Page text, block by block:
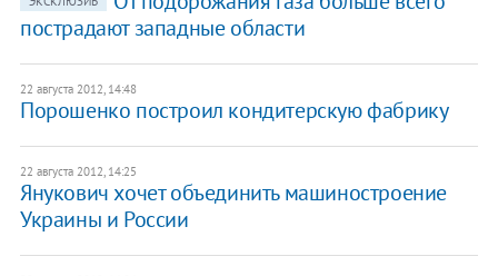
пострадают западные области
22 августа 2012, 14:48
Порошенко построил кондитерскую фабрику
22 августа 2012, 14:25
Янукович хочет объединить машиностроение
Украины и России